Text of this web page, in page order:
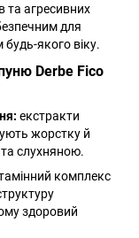
та агресивних
для
якого віку.
Derbe Fico
екстракти
жорстку й
слухняною.
комплекс
здоровий